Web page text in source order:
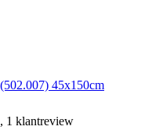
45x150cm
1 klantreview